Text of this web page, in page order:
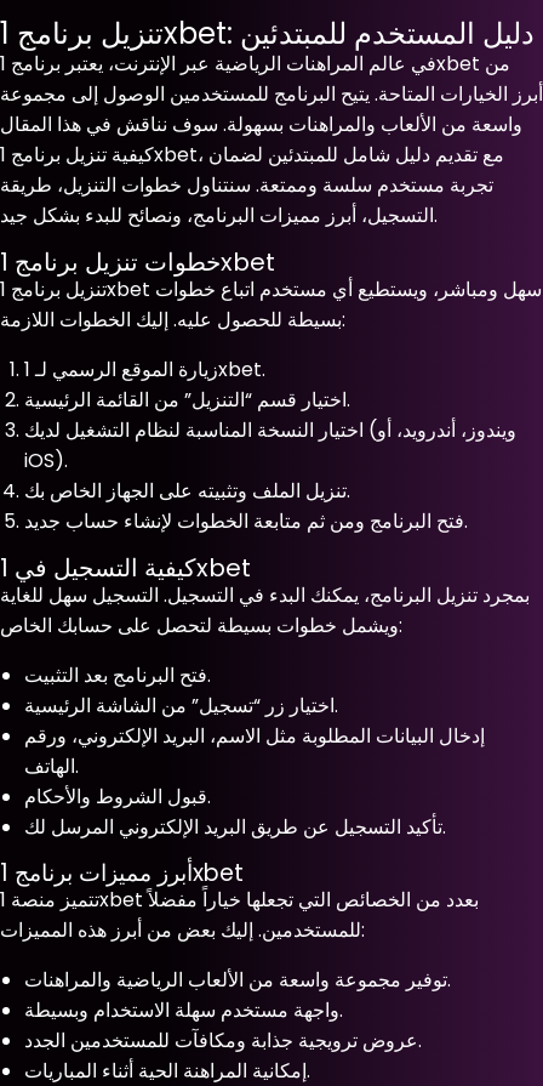
تنزيل برنامج 1xbet: دليل المستخدم للمبتدئين
في عالم المراهنات الرياضية عبر الإنترنت، يعتبر برنامج 1xbet من
أبرز الخيارات المتاحة. يتيح البرنامج للمستخدمين الوصول إلى مجموعة
واسعة من الألعاب والمراهنات بسهولة. سوف نناقش في هذا المقال
كيفية تنزيل برنامج 1xbet، مع تقديم دليل شامل للمبتدئين لضمان
تجربة مستخدم سلسة وممتعة. سنتناول خطوات التنزيل، طريقة
التسجيل، أبرز مميزات البرنامج، ونصائح للبدء بشكل جيد.
خطوات تنزيل برنامج 1xbet
تنزيل برنامج 1xbet سهل ومباشر، ويستطيع أي مستخدم اتباع خطوات
بسيطة للحصول عليه. إليك الخطوات اللازمة:
زيارة الموقع الرسمي لـ 1xbet.
اختيار قسم “التنزيل” من القائمة الرئيسية.
اختيار النسخة المناسبة لنظام التشغيل لديك (ويندوز، أندرويد، أو
iOS).
تنزيل الملف وتثبيته على الجهاز الخاص بك.
فتح البرنامج ومن ثم متابعة الخطوات لإنشاء حساب جديد.
كيفية التسجيل في 1xbet
بمجرد تنزيل البرنامج، يمكنك البدء في التسجيل. التسجيل سهل للغاية
ويشمل خطوات بسيطة لتحصل على حسابك الخاص:
فتح البرنامج بعد التثبيت.
اختيار زر “تسجيل” من الشاشة الرئيسية.
إدخال البيانات المطلوبة مثل الاسم، البريد الإلكتروني، ورقم
الهاتف.
قبول الشروط والأحكام.
تأكيد التسجيل عن طريق البريد الإلكتروني المرسل لك.
أبرز مميزات برنامج 1xbet
تتميز منصة 1xbet بعدد من الخصائص التي تجعلها خياراً مفضلاً
للمستخدمين. إليك بعض من أبرز هذه المميزات:
توفير مجموعة واسعة من الألعاب الرياضية والمراهنات.
واجهة مستخدم سهلة الاستخدام وبسيطة.
عروض ترويجية جذابة ومكافآت للمستخدمين الجدد.
إمكانية المراهنة الحية أثناء المباريات.